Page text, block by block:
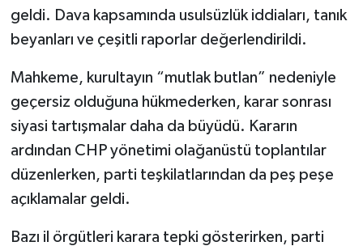
geldi. Dava kapsamında usulsüzlük iddiaları, tanık
beyanları ve çeşitli raporlar değerlendirildi.
Mahkeme, kurultayın “mutlak butlan” nedeniyle
geçersiz olduğuna hükmederken, karar sonrası
siyasi tartışmalar daha da büyüdü. Kararın
ardından CHP yönetimi olağanüstü toplantılar
düzenlerken, parti teşkilatlarından da peş peşe
açıklamalar geldi.
Bazı il örgütleri karara tepki gösterirken, parti